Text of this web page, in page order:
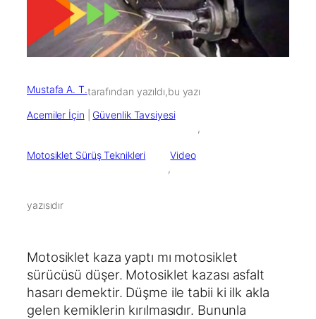
Mustafa A. T.tarafından yazıldı,bu yazı
Acemiler İçin
Güvenlik Tavsiyesi
Motosiklet Sürüş Teknikleri
Video
yazısıdır
Motosiklet kaza yaptı mı motosiklet
sürücüsü düşer. Motosiklet kazası asfalt
hasarı demektir. Düşme ile tabii ki ilk akla
gelen kemiklerin kırılmasıdır. Bununla